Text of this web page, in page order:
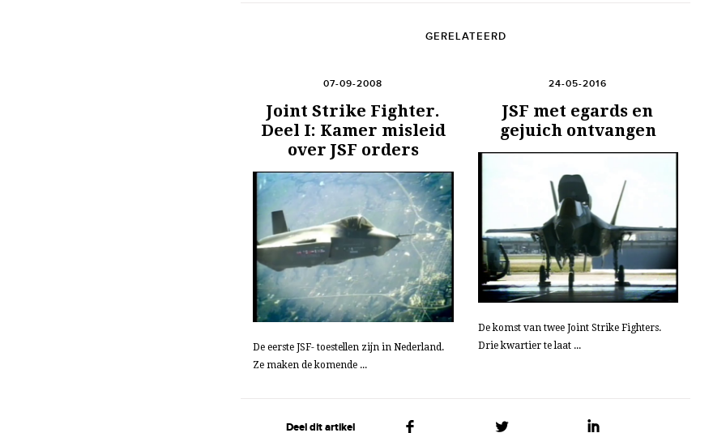
GERELATEERD
07-09-2008
Joint Strike Fighter.
Deel I: Kamer misleid
over JSF orders
De eerste JSF- toestellen zijn in Nederland.
Ze maken de komende ...
24-05-2016
JSF met egards en
gejuich ontvangen
De komst van twee Joint Strike Fighters.
Drie kwartier te laat ...
Deel dit artikel